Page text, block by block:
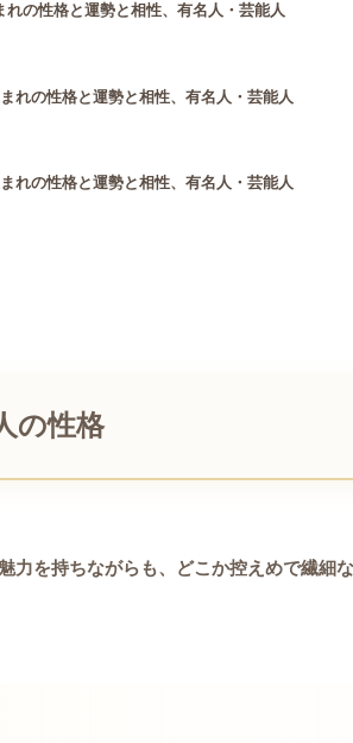
れの性格と運勢と相性、有名人・芸能人
れの性格と運勢と相性、有名人・芸能人
れの性格と運勢と相性、有名人・芸能人
の性格
力を持ちながらも、どこか控えめで繊細